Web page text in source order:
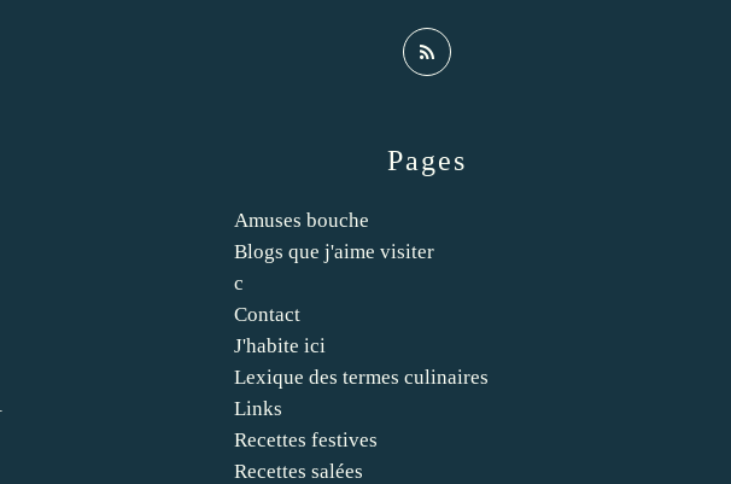
Pages
Amuses bouche
Blogs que j'aime visiter
c
Contact
J'habite ici
Lexique des termes culinaires
Links
Recettes festives
Recettes salées